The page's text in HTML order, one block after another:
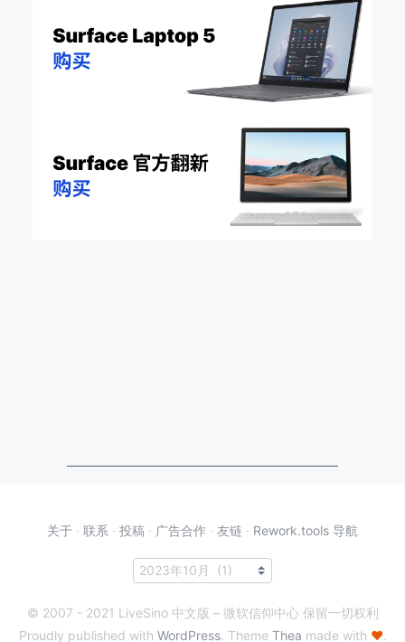
关于 · 联系 · 投稿 · 广告合作 · 友链 · Rework.tools 导航
© 2007 - 2021 LiveSino 中文版 – 微软信仰中心 保留一切权利
Proudly published with WordPress. Theme Thea made with ♥.